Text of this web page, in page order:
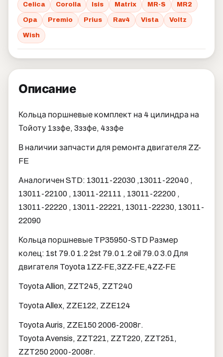
Celica Corolla Isis Matrix MR-S MR2
Opa Premio Prius Rav4 Vista Voltz
Wish
Описание
Кольца поршневые комплект на 4 цилиндра на
Тойоту 1ззфе, 3ззфе, 4ззфе
В наличии запчасти для ремонта двигателя ZZ-
FE
Аналогичен STD: 13011-22030 ,13011-22040 ,
13011-22100 , 13011-22111 , 13011-22200 ,
13011-22220 , 13011-22221, 13011-22230, 13011-
22090
Кольца поршневые TP35950-STD Размер
колец: 1st 79.0 1.2 2st 79.0 1.2 oil 79.0 3.0 Для
двигателя Toyota 1ZZ-FE,3ZZ-FE,4ZZ-FE
Toyota Allion, ZZT245, ZZT240
Toyota Allex, ZZE122, ZZE124
Toyota Auris, ZZE150 2006-2008г.
Toyota Avensis, ZZT221, ZZT220, ZZT251,
ZZT250 2000-2008г.